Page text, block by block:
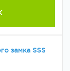
замка SSS